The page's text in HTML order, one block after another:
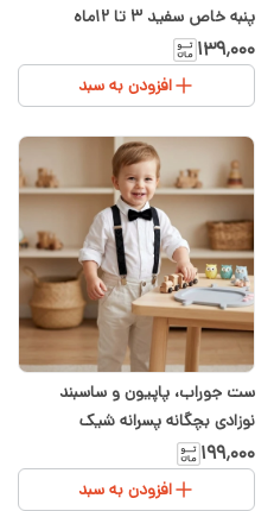
پنبه خاص سفید ۳ تا ۱۲ماه
۱۳۹٬۰۰۰
افزودن به سبد
ست جوراب، پاپیون و ساسبند
نوزادی بچگانه پسرانه شیک
۱۹۹٬۰۰۰
افزودن به سبد